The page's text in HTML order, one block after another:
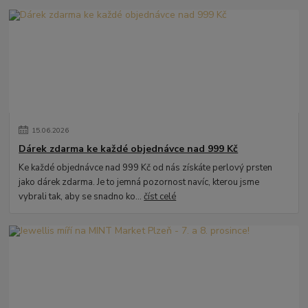
15.06.2026
Dárek zdarma ke každé objednávce nad 999 Kč
Ke každé objednávce nad 999 Kč od nás získáte perlový prsten
jako dárek zdarma. Je to jemná pozornost navíc, kterou jsme
vybrali tak, aby se snadno ko...číst celé